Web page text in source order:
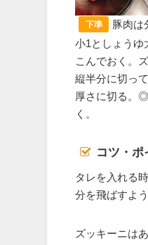
下準
豚肉は
小1としょうゆ
こんでおく。
縦半分に切っ
厚さに切る。
く。
コツ・ポ
タレを入れる
分を飛ばすよ
ズッキーニは